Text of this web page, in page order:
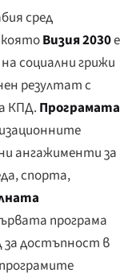
сред
коятоВизия 2030е
социални грижи
резултат с
КПД. Програмата
ангажименти за
спорта,
програма
за достъпност в